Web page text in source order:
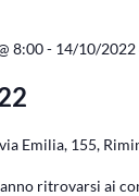
8:00- 14/10/2022
via Emilia, 155,
ritrovarsi ai